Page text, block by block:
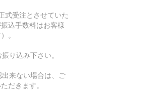
式受注とさせていた
込手数料はお客様
。
り込み下さい。
来ない場合は、ご
だきます。